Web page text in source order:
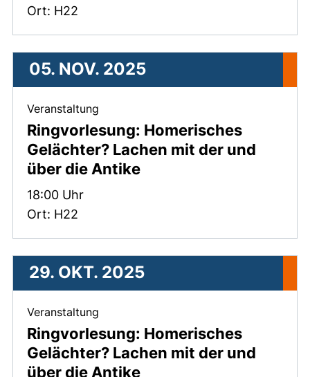
Ort: H22
Ringvorlesung: Homerisches
Gelächter? Lachen mit der und
über die Antike
Veranstaltung
Zeit:
18:00 Uhr
Ort: H22
05. NOV. 2025
Ringvorlesung: Homerisches
Gelächter? Lachen mit der und
über die Antike
Veranstaltung
29. OKT. 2025